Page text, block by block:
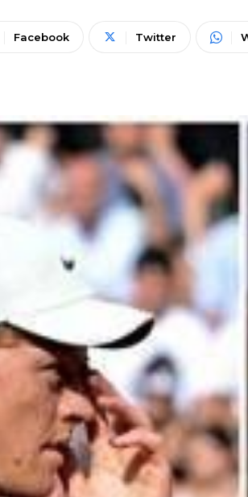
Facebook Twitter